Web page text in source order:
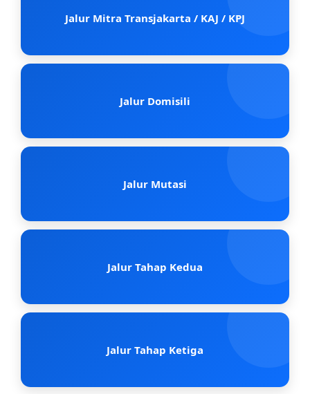
Jalur Mitra Transjakarta / KAJ / KPJ
Jalur Domisili
Jalur Mutasi
Jalur Tahap Kedua
Jalur Tahap Ketiga